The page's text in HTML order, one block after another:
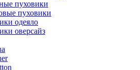
пуховики
пуховики
одеяло
оверсайз